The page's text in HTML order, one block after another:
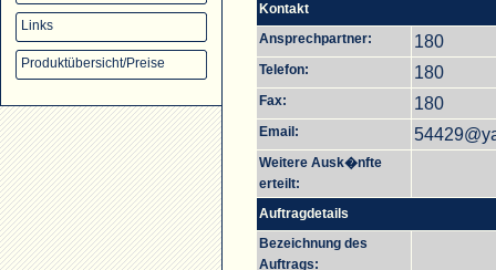
Links
Produktübersicht/Preise
Kontakt
Ansprechpartner:
180
Telefon: 180
Fax: 180
Email:
Weitere Ausk�nfte
erteilt:
Auftragdetails
Bezeichnung des
Auftrags: